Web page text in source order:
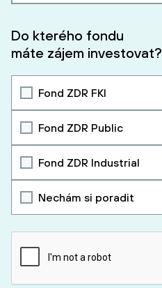
Do kterého fondu
máte zájem investovat?
Fond ZDR FKI
Fond ZDR Public
Fond ZDR Industrial
Nechám si poradit